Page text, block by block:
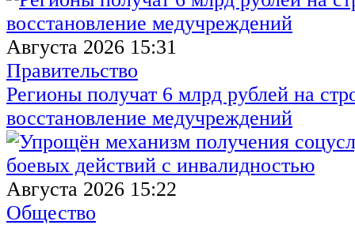
Августа 2026 15:31
Правительство
Регионы получат 6 млрд рублей на
восстановление медучреждений
Августа 2026 15:22
Общество